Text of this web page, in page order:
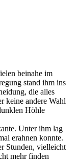
beinahe im
stand ihm ins
die alles
keine andere Wahl
Höhle
Unter ihm lag
erahnen konnte.
Stunden, vielleicht
mehr finden